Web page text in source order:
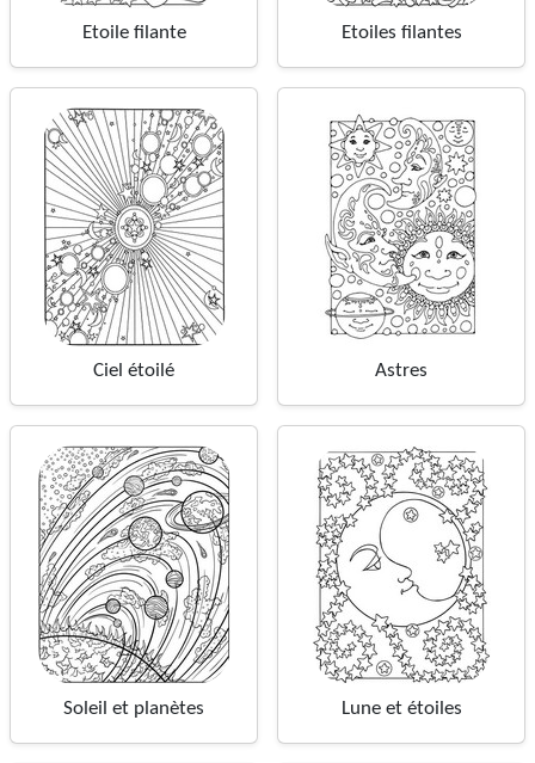
Etoile filante Etoiles filantes
Ciel étoilé Astres
Soleil et planètes Lune et étoiles